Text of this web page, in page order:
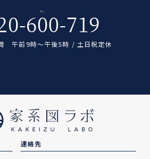
TEL
600-719
午前9時〜午後5時 / 土日祝定休
連絡先